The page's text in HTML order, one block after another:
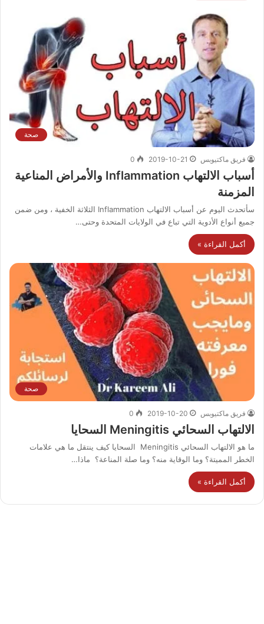
صحة
فريق ماكتيوبس 2019-10-21
0
أسباب الالتهاب Inflammation والأمراض المناعية
المزمنة
سأتحدث اليوم عن أسباب الالتهاب Inflammation الثلاثة الخفية ، ومن ضمن
جميع أنواع الأدوية التي تباع في الولايات المتحدة وحتى…
أكمل القراءة »
صحة
فريق ماكتيوبس 2019-10-20
0
الالتهاب السحائي Meningitis السحايا
ما هو الالتهاب السحائي Meningitis السحايا كيف ينتقل ما هي علامات
الخطر المميتة؟ وما الوقاية منه؟ وما صلة المناعة؟ ماذا…
أكمل القراءة »